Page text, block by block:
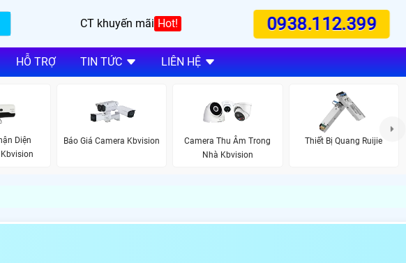
CT khuyến mãi Hot! 0938.112.399
HỖ TRỢ TIN TỨC LIÊN HỆ
Diện
Báo Giá Camera Kbvision
Camera Thu Âm Trong
Nhà Kbvision
Thiết Bị Quang Ruijie